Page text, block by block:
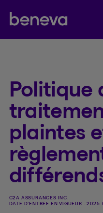
Partenaire Beneva
Politique
plaintes
C2A ASSURANCES INC.
DATE D'ENTRÉE EN VIGUEUR :2025-